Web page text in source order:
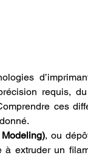
requis,
ces
, ou
à extruder un